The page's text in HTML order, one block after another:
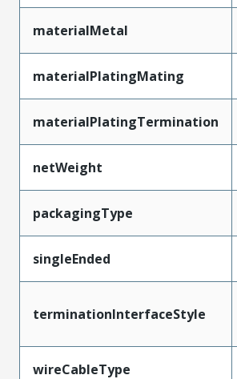
materialMetal
materialPlatingMating
materialPlatingTermination
netWeight
packagingType
singleEnded
terminationInterfaceStyle
wireCableType